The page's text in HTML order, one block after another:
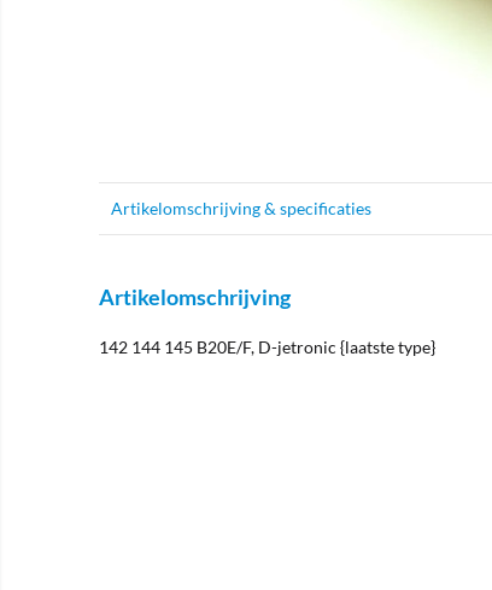
Artikelomschrijving & specificaties
Artikelomschrijving
142 144 145 B20E/F, D-jetronic {laatste type}